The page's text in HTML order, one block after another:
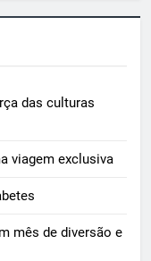
das culturas
viagem exclusiva
mês de diversão e